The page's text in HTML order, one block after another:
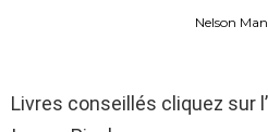
Nelson
Livres conseillés cliquez sur